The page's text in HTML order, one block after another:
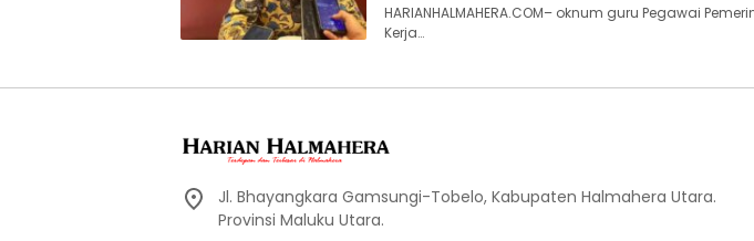
HARIANHALMAHERA.COM– oknum guru Pegawai
Kerja…
Jl. Bhayangkara Gamsungi-Tobelo, Kabupaten Halmahera Utara.
Provinsi Maluku Utara.